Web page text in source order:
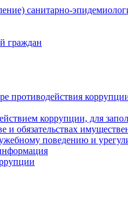
санитарно-
граждан
противодействия
коррупции, для
обязательствах
поведению и